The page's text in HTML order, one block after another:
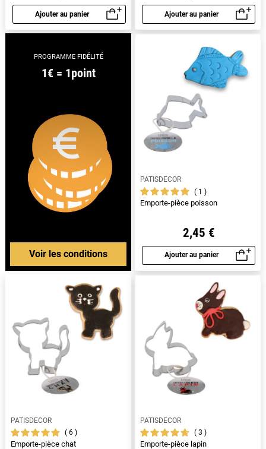
Ajouter au panier
Aperçu rapide
Ajouter au panier
Aperçu rapide
PROGRAMME FIDÉLITÉ
1€ = 1point
Voir les conditions
PATISDECOR
1
Emporte-pièce poisson
2,45 €
Ajouter au panier
Aperçu rapide
PATISDECOR
6
Emporte-pièce chat
PATISDECOR
3
Emporte-pièce lapin